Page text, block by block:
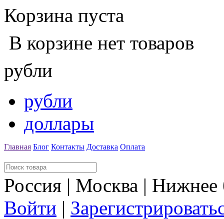
Корзина пуста
В корзине нет товаров
рубли
рубли
доллары
Главная Блог Контакты Доставка Оплата
Россия | Москва |
Войти |